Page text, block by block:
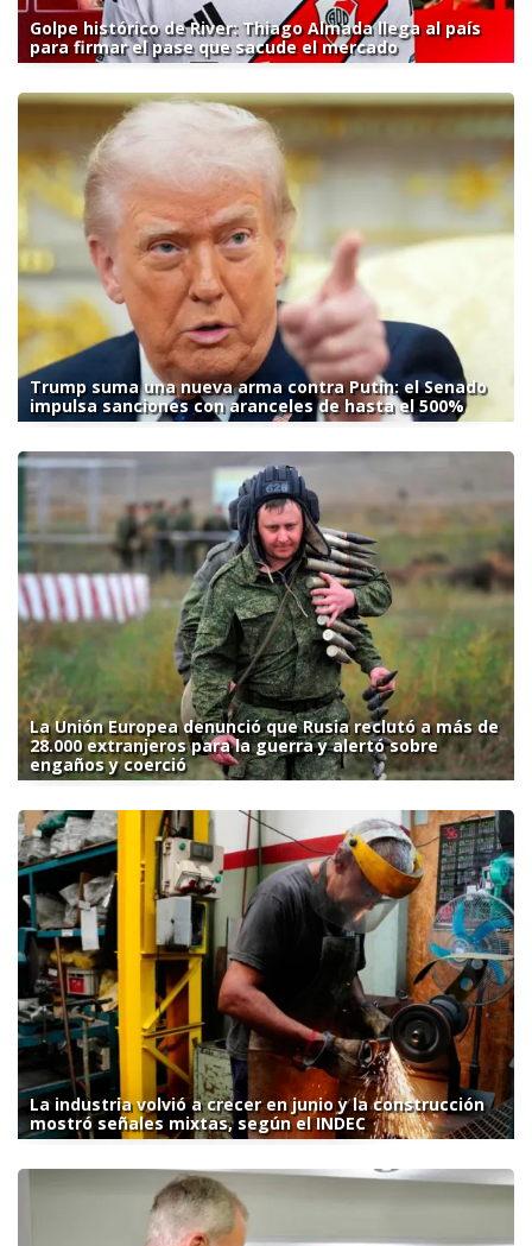
Golpe histórico de River: Thiago Almada llega al país
para firmar el pase que sacude el mercado
Trump suma una nueva arma contra Putin: el Senado
impulsa sanciones con aranceles de hasta el 500%
La Unión Europea denunció que Rusia reclutó a más de
28.000 extranjeros para la guerra y alertó sobre
engaños y coerció
La industria volvió a crecer en junio y la construcción
mostró señales mixtas, según el INDEC